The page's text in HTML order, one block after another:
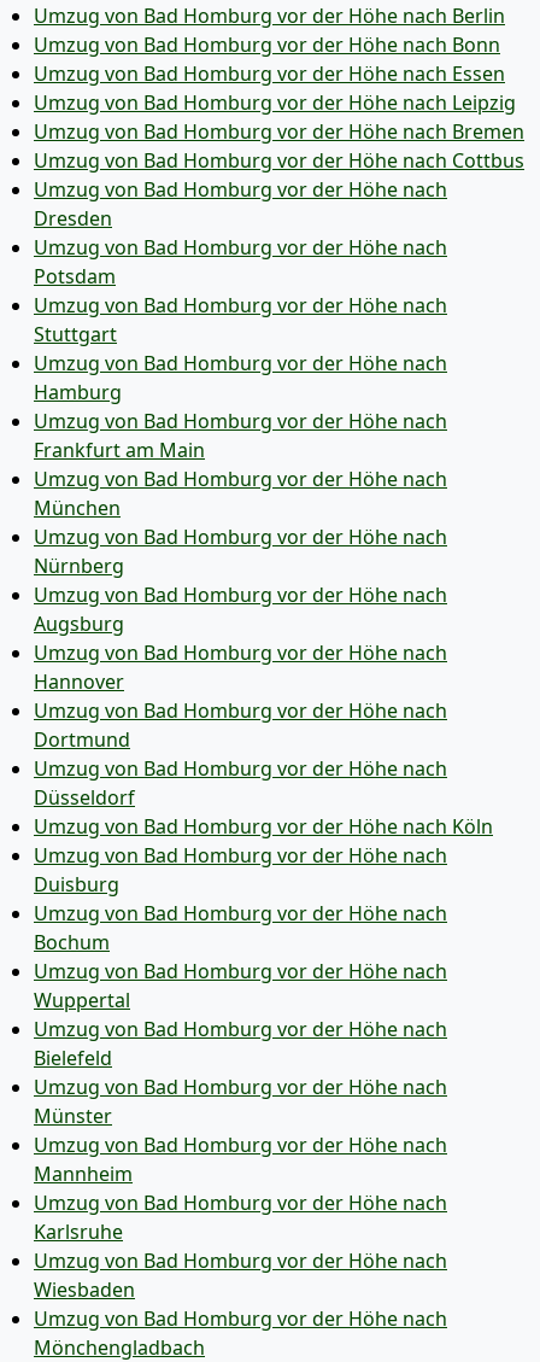
Umzug von Bad Homburg vor der Höhe nach Berlin
Umzug von Bad Homburg vor der Höhe nach Bonn
Umzug von Bad Homburg vor der Höhe nach Essen
Umzug von Bad Homburg vor der Höhe nach Leipzig
Umzug von Bad Homburg vor der Höhe nach Bremen
Umzug von Bad Homburg vor der Höhe nach Cottbus
Umzug von Bad Homburg vor der Höhe nach
Dresden
Umzug von Bad Homburg vor der Höhe nach
Potsdam
Umzug von Bad Homburg vor der Höhe nach
Stuttgart
Umzug von Bad Homburg vor der Höhe nach
Hamburg
Umzug von Bad Homburg vor der Höhe nach
Frankfurt am Main
Umzug von Bad Homburg vor der Höhe nach
München
Umzug von Bad Homburg vor der Höhe nach
Nürnberg
Umzug von Bad Homburg vor der Höhe nach
Augsburg
Umzug von Bad Homburg vor der Höhe nach
Hannover
Umzug von Bad Homburg vor der Höhe nach
Dortmund
Umzug von Bad Homburg vor der Höhe nach
Düsseldorf
Umzug von Bad Homburg vor der Höhe nach Köln
Umzug von Bad Homburg vor der Höhe nach
Duisburg
Umzug von Bad Homburg vor der Höhe nach
Bochum
Umzug von Bad Homburg vor der Höhe nach
Wuppertal
Umzug von Bad Homburg vor der Höhe nach
Bielefeld
Umzug von Bad Homburg vor der Höhe nach
Münster
Umzug von Bad Homburg vor der Höhe nach
Mannheim
Umzug von Bad Homburg vor der Höhe nach
Karlsruhe
Umzug von Bad Homburg vor der Höhe nach
Wiesbaden
Umzug von Bad Homburg vor der Höhe nach
Mönchen­gladbach